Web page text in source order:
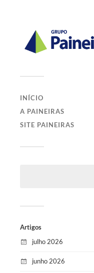
INÍCIO
A PAINEIRAS
SITE PAINEIRAS
Artigos
julho 2026
junho 2026